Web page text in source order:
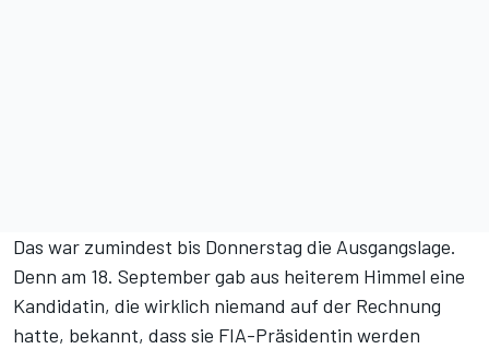
Das war zumindest bis Donnerstag die Ausgangslage.
Denn am 18. September gab aus heiterem Himmel eine
Kandidatin, die wirklich niemand auf der Rechnung
hatte, bekannt, dass sie FIA-Präsidentin werden